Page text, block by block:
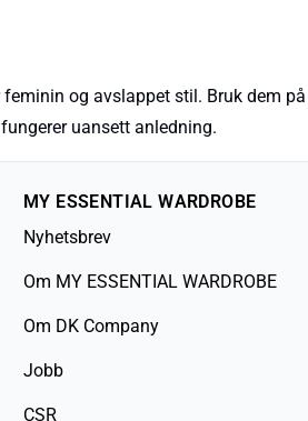
og avslappet stil. Bruk dem
uansett anledning.
MY ESSENTIAL WARDROBE
Nyhetsbrev
Om MY ESSENTIAL WARDROBE
Om DK Company
Jobb
CSR